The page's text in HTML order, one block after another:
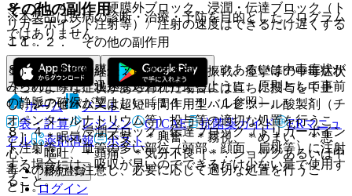
８．２．４． 〈硬膜外ブロック、浸潤・伝達ブロック（ト
リガーポイント注射等）〉注射の速度はできるだけ遅くする
こと。
８．３． 〈硬膜外ブロック〉ショックあるいは中毒症状が
みられた際に、迅速な処置が行えるように、原則として事前
の静脈の確保が望ましい〔１１．１．１参照〕。
８．４． 〈浸潤ブロック・伝達ブロック（トリガーポイン
ト注射等）〉血管の多い部位（頭部、顔面、扁桃等）に注射
する場合には、吸収が早いのでできるだけ少ない量で使用す
ること。
その他の副作用
１１．２． その他の副作用
１）． 中枢神経系：（頻度不明）振戦、痙攣等の中毒症状
［このような症状があらわれた場合には直ちに投与を中止
し、ジアゼパム又は超短時間作用型バルビツール酸製剤（チ
オペンタールナトリウム等）投与等の適切な処置を行うこ
と］、＊眠気、＊不安、＊興奮、＊霧視、＊めまい、＊悪
心、＊嘔吐、＊頭痛、＊気分不良［＊：ショックあるいは中
毒への移行に注意し、必要に応じて適切な処置を行うこ
と］。
※本製品は疾病の診断・治療・予防を目的としたプログラム
ではありません。
ホーム
ノート
表・計算
レジメン CTCAE 抗菌薬ガイド
ERマニュ
アル
薬剤情報 ポスト
新規登録
ログイン